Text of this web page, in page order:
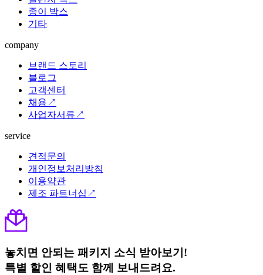
종이 박스
기타
company
브랜드 스토리
블로그
고객센터
채용↗
사업자서류↗
service
견적문의
개인정보처리방침
이용약관
제조 파트너십↗
놓치면 안되는 패키지 소식 받아보기!
특별 할인 혜택도 함께 보내드려요.